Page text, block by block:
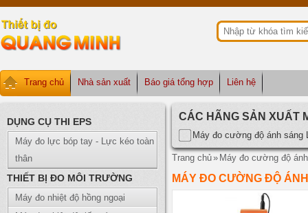
Trang chủ Nhà sản xuất Báo giá tổng hợp Liên hệ
DỤNG CỤ THI EPS
Máy đo lực bóp tay - Lực kéo toàn
thân
THIẾT BỊ ĐO MÔI TRƯỜNG
Máy đo nhiệt độ hồng ngoại
CÁC HÃNG SẢN XUẤT
Máy đo cường độ ánh sáng
Trang chủ» Máy đo cường độ
MÁY ĐO CƯỜNG ĐỘ